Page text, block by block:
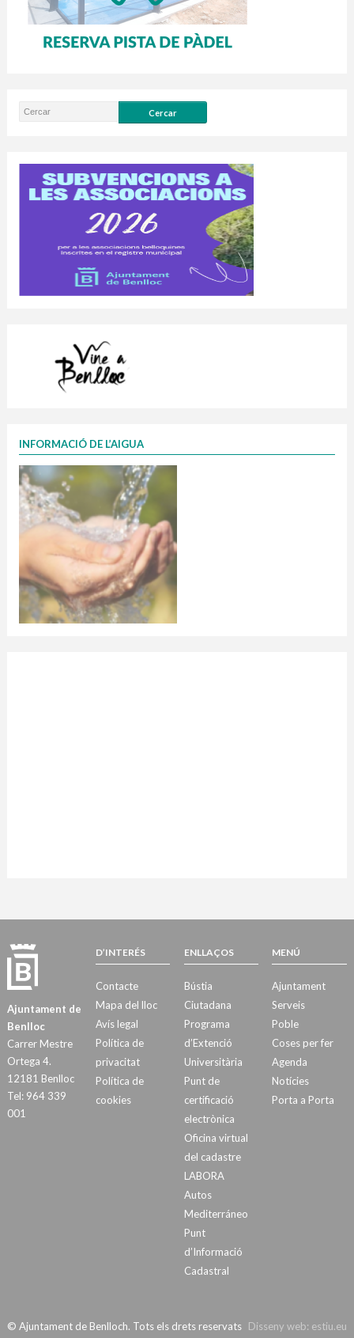
INFORMACIÓ DE L’AIGUA
Ajuntament de
Benlloc
Carrer Mestre
Ortega 4.
12181 Benlloc
Tel: 964 339
001
D’INTERÉS
Contacte
Mapa del lloc
Avís legal
Política de
privacitat
Política de
cookies
ENLLAÇOS
Bústia
Ciutadana
Programa
d’Extenció
Universitària
Punt de
certificació
electrònica
Oficina virtual
del cadastre
LABORA
Autos
Mediterráneo
Punt
d’Informació
Cadastral
MENÚ
Ajuntament
Serveis
Poble
Coses per fer
Agenda
Notícies
Porta a Porta
Disseny web: estiu.eu
© Ajuntament de Benlloch. Tots els drets reservats